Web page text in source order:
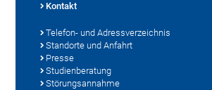
Kontakt
Telefon- und Adressverzeichnis
Standorte und Anfahrt
Presse
Studienberatung
Störungsannahme